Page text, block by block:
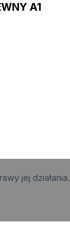
A1
jej działania.